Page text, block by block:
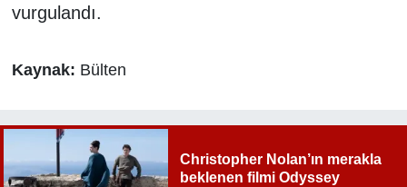
vurgulandı.
Kaynak: Bülten
Christopher Nolan’ın merakla
beklenen filmi Odyssey